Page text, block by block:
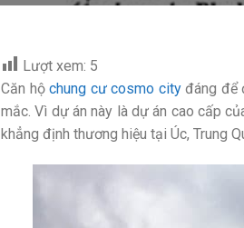
Lượt xem: 5
Căn hộchung cư cosmo cityđáng để
mắc. Vì dự án này là dự án cao cấp
khẳng định thương hiệu tại Úc, Trung